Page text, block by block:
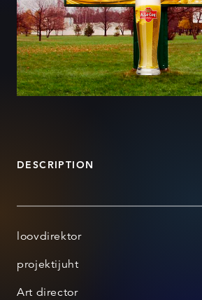
DESCRIPTION
loovdirektor
projektijuht
Art director